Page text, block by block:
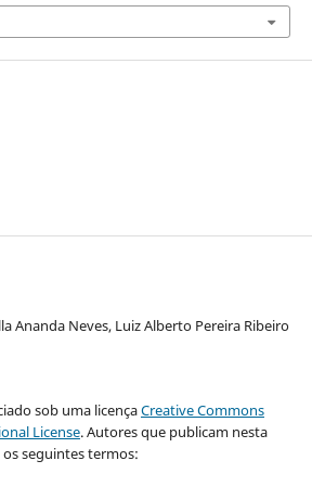
Ananda Neves, Luiz Alberto Pereira Ribeiro
sob uma licençaCreative Commons
License.Autores que publicam nesta
seguintes termos: